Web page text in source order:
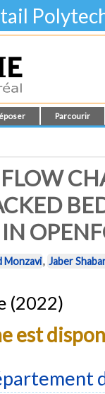
Parcourir
Monzavi, Jaber
(2022)
est